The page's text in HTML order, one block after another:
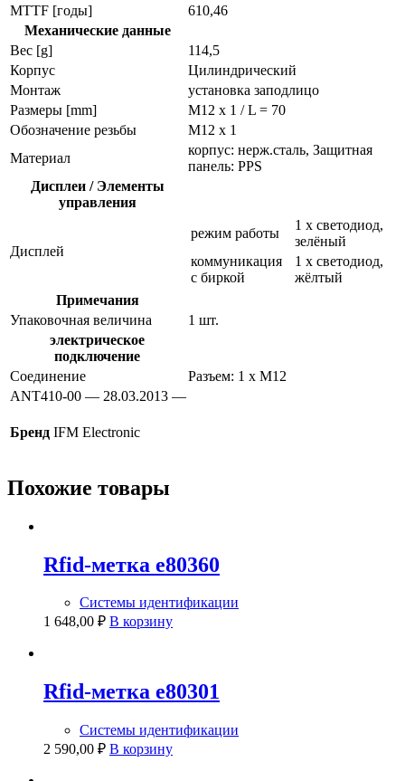
MTTF [годы]
610,46
Механические данные
Вес [g]
114,5
Корпус
Цилиндрический
Монтаж
установка заподлицо
Размеры [mm]
M12 x 1 / L = 70
Обозначение резьбы
M12 x 1
Материал
корпус: нерж.сталь, Защитная
панель: PPS
Дисплеи / Элементы
управления
Дисплей
режим работы
1 x светодиод,
зелёный
коммуникация
с биркой
1 x светодиод,
жёлтый
Примечания
Упаковочная величина
1 шт.
электрическое
подключение
Соединение
Разъем: 1 x M12
ANT410-00 — 28.03.2013 —
Бренд IFM Electronic
Похожие товары
Rfid-метка e80360
Системы идентификации
1 648,00 ₽ В корзину
Rfid-метка e80301
Системы идентификации
2 590,00 ₽ В корзину